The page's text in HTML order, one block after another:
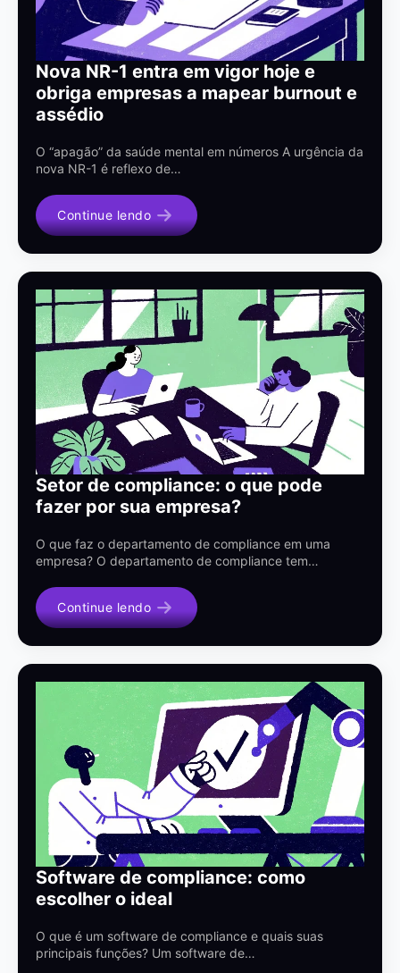
Nova NR-1 entra em vigor hoje e
obriga empresas a mapear burnout e
assédio
O “apagão” da saúde mental em números A urgência da
nova NR-1 é reflexo de…
Continue lendo
Setor de compliance: o que pode
fazer por sua empresa?
O que faz o departamento de compliance em uma
empresa? O departamento de compliance tem…
Continue lendo
Software de compliance: como
escolher o ideal
O que é um software de compliance e quais suas
principais funções? Um software de…